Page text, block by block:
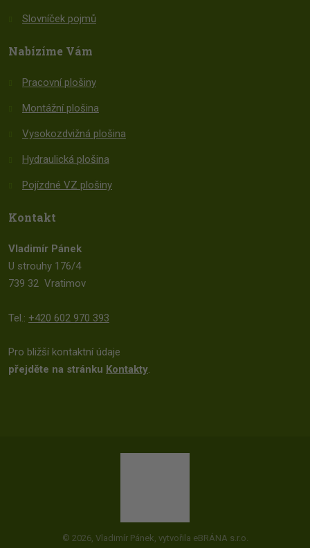
Slovníček pojmů
Nabízíme Vám
Pracovní plošiny
Montážní plošina
Vysokozdvižná plošina
Hydraulická plošina
Pojízdné VZ plošiny
Kontakt
Vladimír Pánek
U strouhy 176/4
739 32 Vratimov
Tel.: +420 602 970 393
Pro bližší kontaktní údaje
přejděte na stránku Kontakty.
© 2026, Vladimír Pánek, vytvořila eBRÁNA s.r.o.